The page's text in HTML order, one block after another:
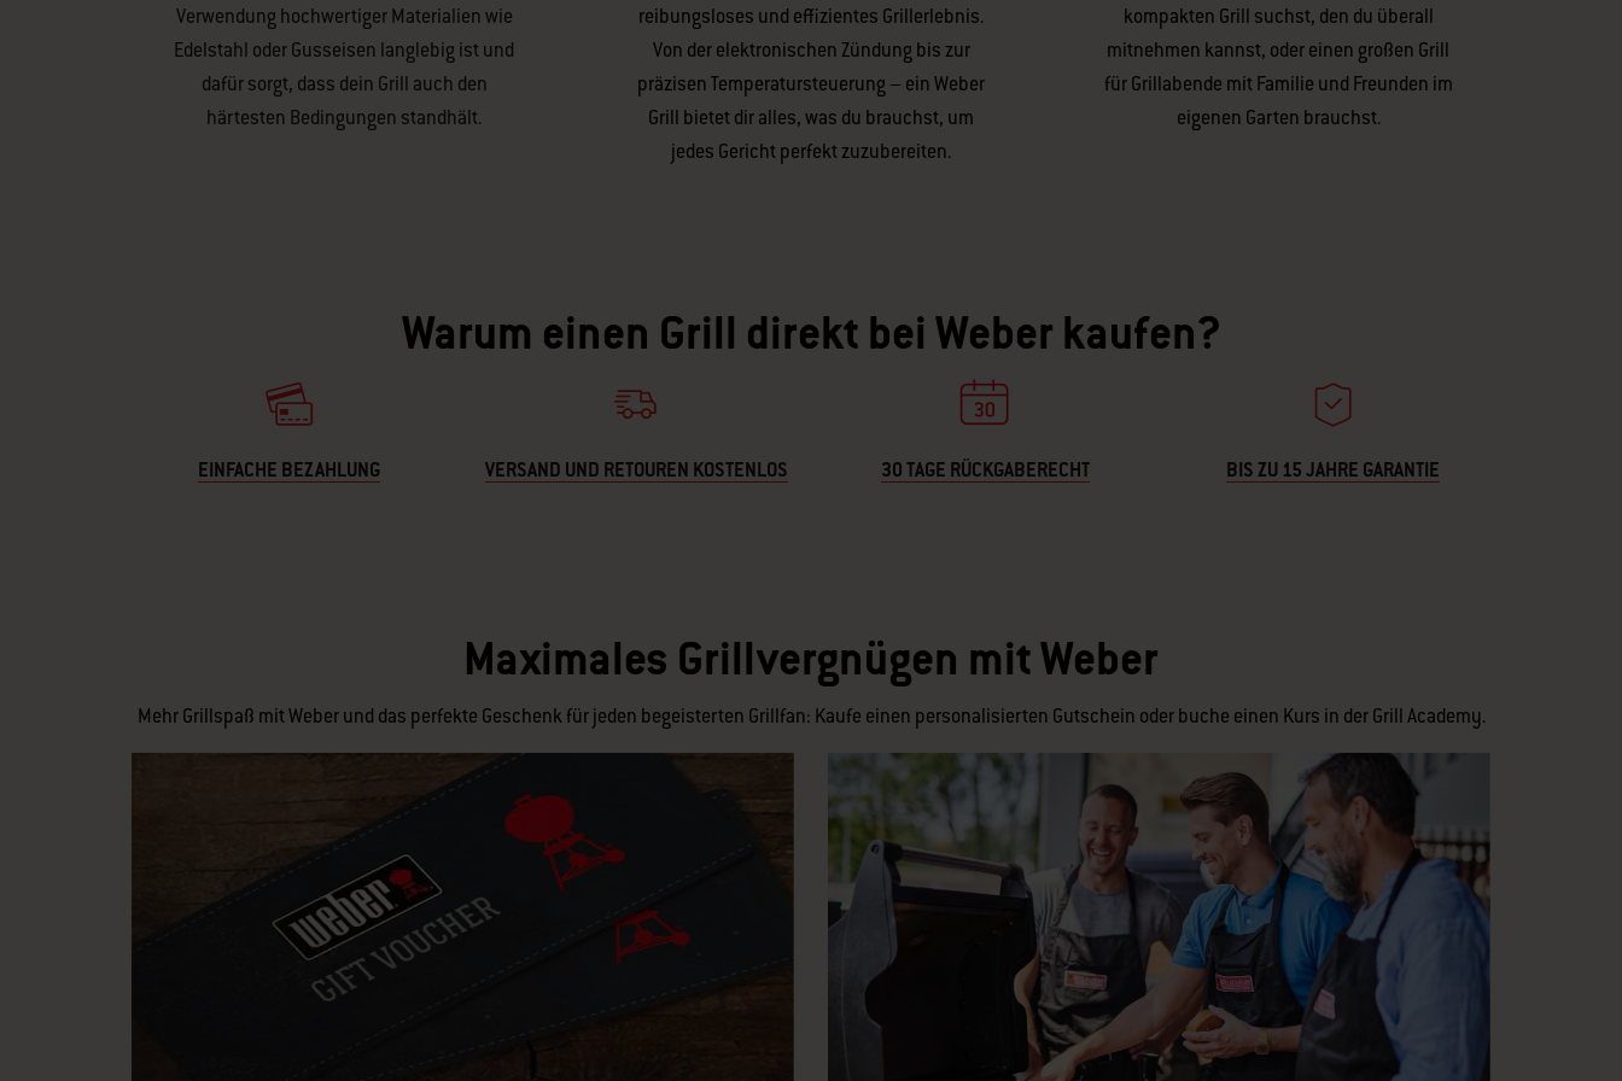
Verwendung hochwertiger Materialien wie
Edelstahl oder Gusseisen langlebig ist und
dafür sorgt, dass dein Grill auch den
härtesten Bedingungen standhält.
reibungsloses und effizientes Grillerlebnis.
Von der elektronischen Zündung bis zur
präzisen Temperatursteuerung – ein Weber
Grill bietet dir alles, was du brauchst, um
jedes Gericht perfekt zuzubereiten.
kompakten Grill suchst, den du überall
mitnehmen kannst, oder einen großen Grill
für Grillabende mit Familie und Freunden im
eigenen Garten brauchst.
Warum einen Grill direkt bei Weber kaufen?
EINFACHE BEZAHLUNG VERSAND UND RETOUREN KOSTENLOS 30 TAGE RÜCKGABERECHT BIS ZU 15 JAHRE GARANTIE
Maximales Grillvergnügen mit Weber
Mehr Grillspaß mit Weber und das perfekte Geschenk für jeden begeisterten Grillfan: Kaufe einen personalisierten Gutschein oder buche einen Kurs in der Grill Academy.